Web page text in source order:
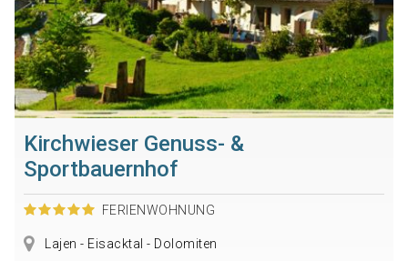
Kirchwieser Genuss- &
Sportbauernhof
FERIENWOHNUNG
Lajen - Eisacktal - Dolomiten